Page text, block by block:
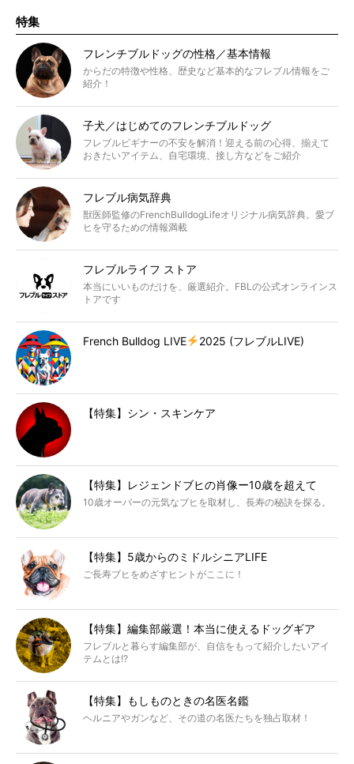
特集
フレンチブルドッグの性格／基本情報
からだの特徴や性格、歴史など基本的なフレブル情報をご
紹介！
子犬／はじめてのフレンチブルドッグ
フレブルビギナーの不安を解消！迎える前の心得、揃えて
おきたいアイテム、自宅環境、接し方などをご紹介
フレブル病気辞典
獣医師監修のFrenchBulldogLifeオリジナル病気辞典。愛ブ
ヒを守るための情報満載
フレブルライフ ストア
本当にいいものだけを、厳選紹介。FBLの公式オンラインス
トアです
French Bulldog LIVE 2025 (フレブルLIVE)
【特集】シン・スキンケア
【特集】レジェンドブヒの肖像ー10歳を超えて
10歳オーバーの元気なブヒを取材し、長寿の秘訣を探る。
【特集】5歳からのミドルシニアLIFE
ご長寿ブヒをめざすヒントがここに！
【特集】編集部厳選！本当に使えるドッグギア
フレブルと暮らす編集部が、自信をもって紹介したいアイ
テムとは!?
【特集】もしものときの名医名鑑
ヘルニアやガンなど、その道の名医たちを独占取材！